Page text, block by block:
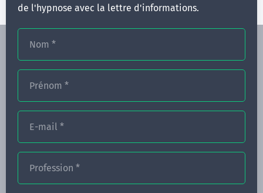
de l'hypnose avec la lettre d'informations.
Nom *
Prénom *
E-mail *
Profession *
FORMATIONS
NOS FORMATEURS
ACTUALITÉS